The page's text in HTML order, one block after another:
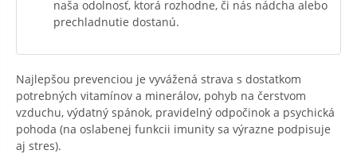
naša odolnosť, ktorá rozhodne, či nás nádcha alebo
prechladnutie dostanú.
Najlepšou prevenciou je vyvážená strava s dostatkom
potrebných vitamínov a minerálov, pohyb na čerstvom
vzduchu, výdatný spánok, pravidelný odpočinok a psychická
pohoda (na oslabenej funkcii imunity sa výrazne podpisuje
aj stres).